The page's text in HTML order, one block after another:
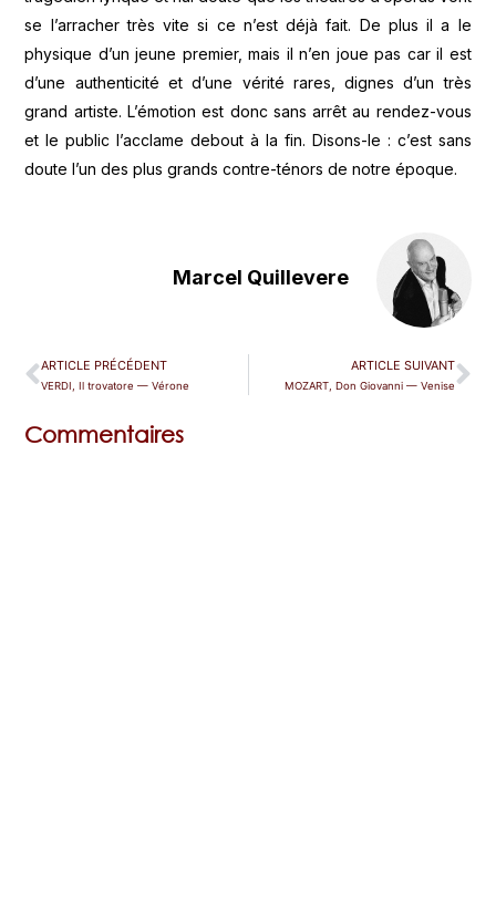
se l’arracher très vite si ce n’est déjà fait. De plus il a le
physique d’un jeune premier, mais il n’en joue pas car il est
d’une authenticité et d’une vérité rares, dignes d’un très
grand artiste. L’émotion est donc sans arrêt au rendez-vous
et le public l’acclame debout à la fin. Disons-le : c’est sans
doute l’un des plus grands contre-ténors de notre époque.
Marcel Quillevere
ARTICLE PRÉCÉDENT
VERDI, Il trovatore — Vérone
ARTICLE SUIVANT
MOZART, Don Giovanni — Venise
Commentaires